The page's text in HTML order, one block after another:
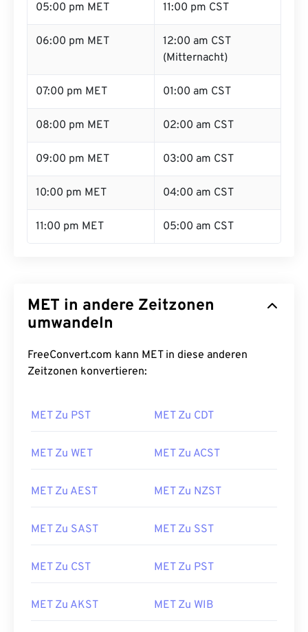
05:00 pm MET 11:00 pm CST
06:00 pm MET
12:00 am CST
(Mitternacht)
07:00 pm MET 01:00 am CST
08:00 pm MET 02:00 am CST
09:00 pm MET 03:00 am CST
10:00 pm MET 04:00 am CST
11:00 pm MET 05:00 am CST
MET in andere Zeitzonen
umwandeln
FreeConvert.com kann MET in diese anderen
Zeitzonen konvertieren:
MET Zu PST MET Zu CDT
MET Zu WET MET Zu ACST
MET Zu AEST MET Zu NZST
MET Zu SAST MET Zu SST
MET Zu CST MET Zu PST
MET Zu AKST MET Zu WIB